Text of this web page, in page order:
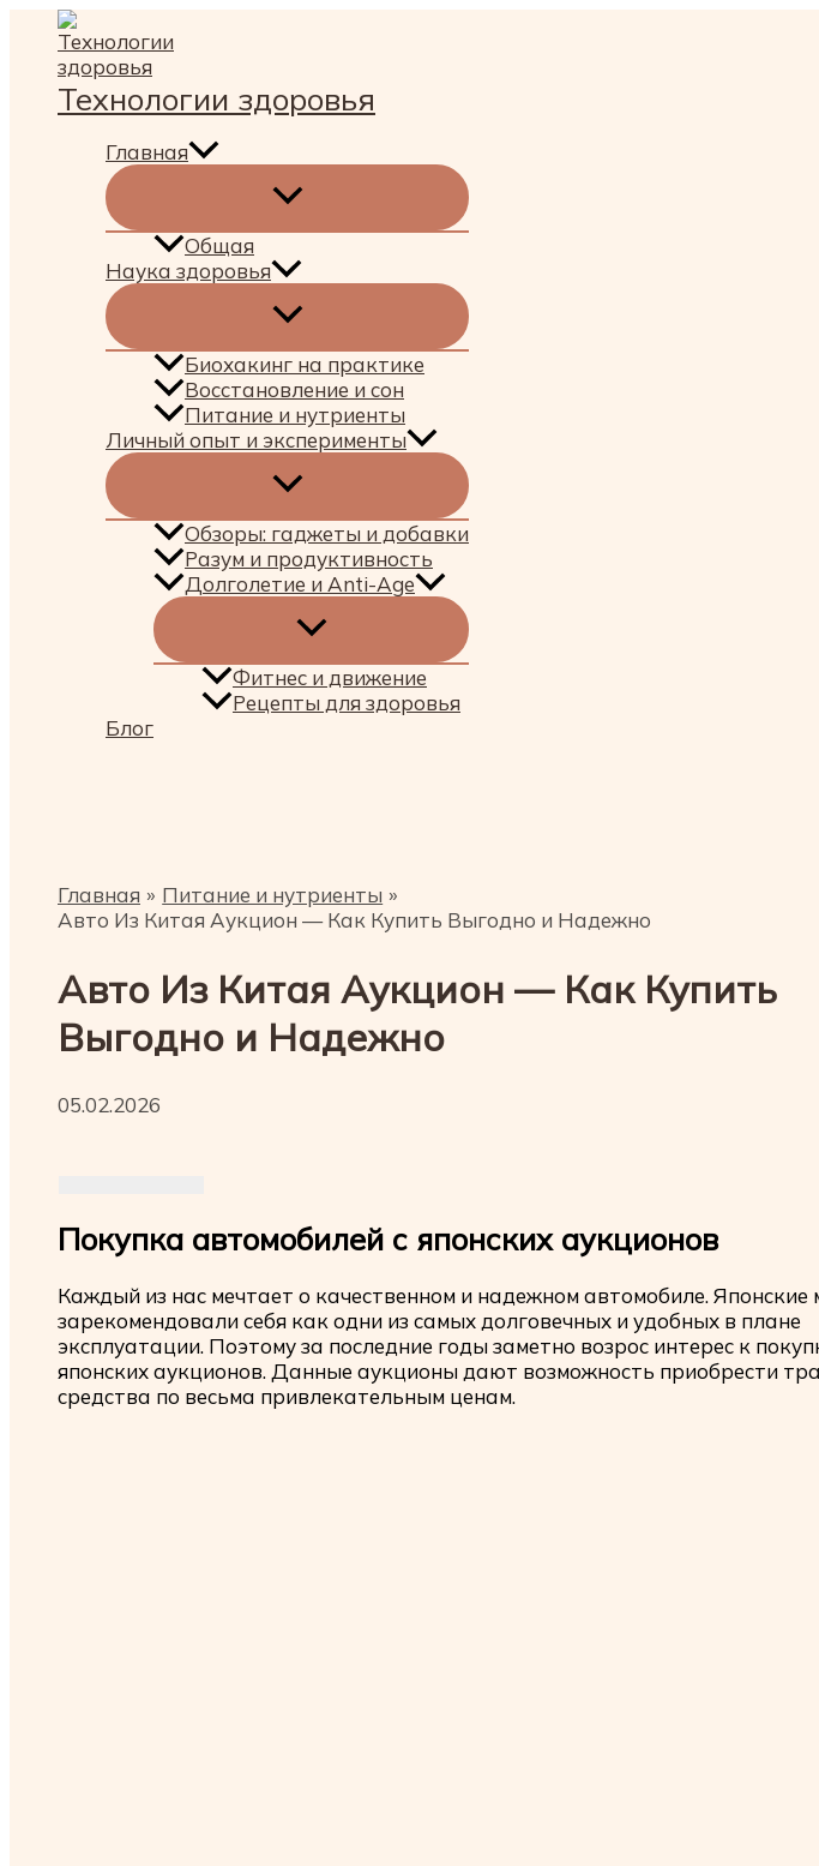
Перейти
содержимому
Технологии здоровья
Главная
Общая
Наука здоровья
Биохакинг на практике
Восстановление и сон
Питание и нутриенты
Личный опыт и эксперименты
Обзоры: гаджеты и добавки
Разум и продуктивность
Долголетие и Anti-Age
Фитнес и движение
Рецепты для здоровья
Блог
Главная
Питание и нутриенты
Авто Из Китая Аукцион — Как Купить Выгодно и Надежно
Авто Из Китая Аукцион — Как Купить
Выгодно и Надежно
05.02.2026
Покупка автомобилей с японских аукционов
Каждый из нас мечтает о качественном и надежном автомобиле.
зарекомендовали себя как одни из самых долговечных и удобных в плане
эксплуатации. Поэтому за последние годы заметно возрос интерес к
японских аукционов. Данные аукционы дают возможность приобрести
средства по весьма привлекательным ценам.